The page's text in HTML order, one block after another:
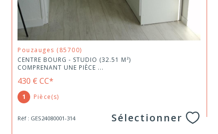
Pouzauges (85700)
CENTRE BOURG - STUDIO (32.51 M²)
COMPRENANT UNE PIÈCE ...
430 € CC*
1 Pièce(s)
Réf : GES24080001-314 Sélectionner